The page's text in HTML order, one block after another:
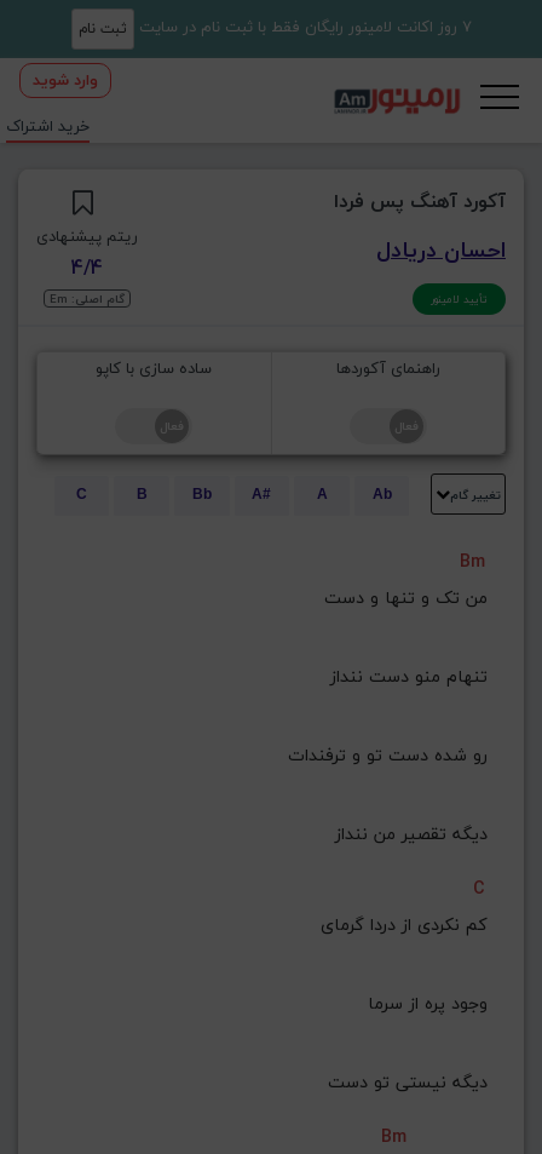
7 روز اکانت لامینور رایگان فقط با ثبت نام در سایت ثبت نام
وارد شوید
خرید اشتراک
آکورد آهنگ پس فردا
احسان دریادل
تأیید لامینور
ریتم پیشنهادی
4/4
گام اصلی: Em
راهنمای آکوردها ساده سازی با کاپو
تغییر گام Ab
A
A#
Bb
B
C
Bm
من تک و تنها و دست
تنهام منو دست ننداز
رو شده دست تو و ترفندات
دیگه تقصیر من ننداز
C
کم نکردی از دردا گرمای
وجود پره از سرما
دیگه نیستی تو دست
Bm